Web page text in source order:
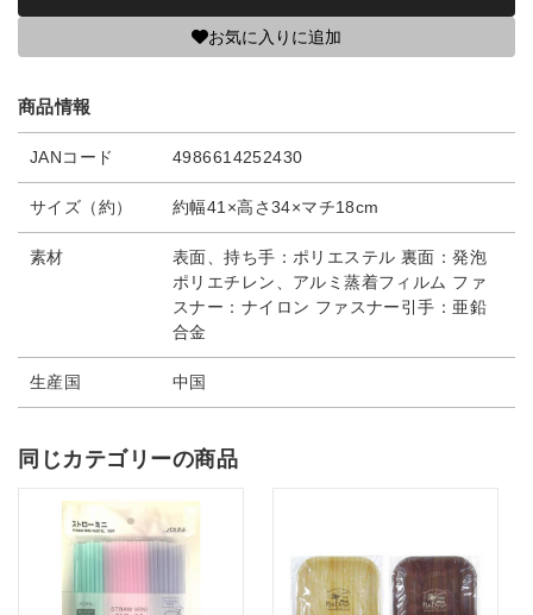
お気に入りに追加
商品情報
JANコード 4986614252430
サイズ（約） 約幅41×高さ34×マチ18cm
素材
表面、持ち手：ポリエステル 裏面：発泡
ポリエチレン、アルミ蒸着フィルム ファ
スナー：ナイロン ファスナー引手：亜鉛
合金
生産国 中国
同じカテゴリーの商品